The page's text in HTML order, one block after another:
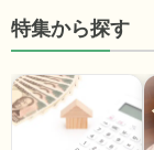
特集から探す